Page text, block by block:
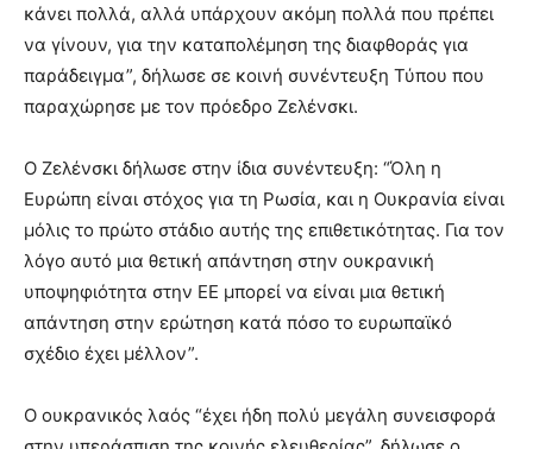
κάνει πολλά, αλλά υπάρχουν ακόμη πολλά που πρέπει
να γίνουν, για την καταπολέμηση της διαφθοράς για
παράδειγμα”, δήλωσε σε κοινή συνέντευξη Τύπου που
παραχώρησε με τον πρόεδρο Ζελένσκι.
Ο Ζελένσκι δήλωσε στην ίδια συνέντευξη: “Όλη η
Ευρώπη είναι στόχος για τη Ρωσία, και η Ουκρανία είναι
μόλις το πρώτο στάδιο αυτής της επιθετικότητας. Για τον
λόγο αυτό μια θετική απάντηση στην ουκρανική
υποψηφιότητα στην ΕΕ μπορεί να είναι μια θετική
απάντηση στην ερώτηση κατά πόσο το ευρωπαϊκό
σχέδιο έχει μέλλον”.
Ο ουκρανικός λαός “έχει ήδη πολύ μεγάλη συνεισφορά